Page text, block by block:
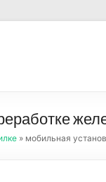
» мобильная